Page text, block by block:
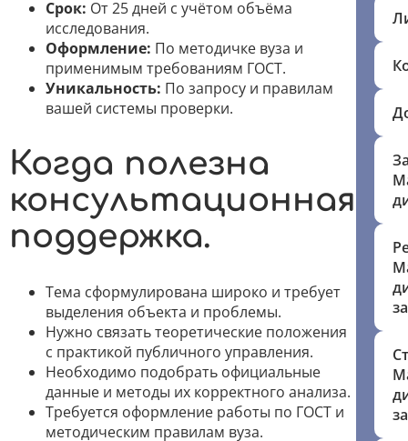
Срок: От 25 дней с учётом объёма
исследования.
Оформление: По методичке вуза и
применимым требованиям ГОСТ.
Уникальность: По запросу и правилам
вашей системы проверки.
Когда полезна
консультационная
поддержка.
Тема сформулирована широко и требует
выделения объекта и проблемы.
Нужно связать теоретические положения
с практикой публичного управления.
Необходимо подобрать официальные
данные и методы их корректного анализа.
Требуется оформление работы по ГОСТ и
методическим правилам вуза.